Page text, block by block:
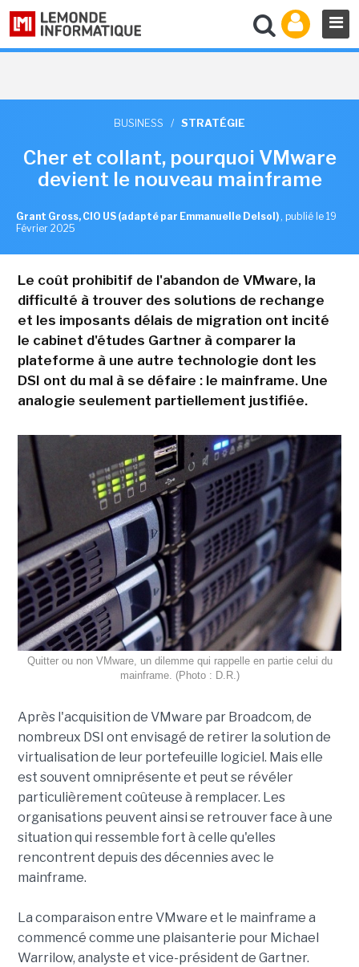
BUSINESS / STRATÉGIE
Cher et collant, pourquoi VMware
devient le nouveau mainframe
Grant Gross, CIO US (adapté par Emmanuelle Delsol) , publié le 19
Février 2025
Le coût prohibitif de l'abandon de VMware, la
difficulté à trouver des solutions de rechange
et les imposants délais de migration ont incité
le cabinet d'études Gartner à comparer la
plateforme à une autre technologie dont les
DSI ont du mal à se défaire : le mainframe. Une
analogie seulement partiellement justifiée.
Quitter ou non VMware, un dilemme qui rappelle en partie celui du
mainframe. (Photo : D.R.)
Après l'acquisition de VMware par Broadcom, de
nombreux DSI ont envisagé de retirer la solution de
virtualisation de leur portefeuille logiciel. Mais elle
est souvent omniprésente et peut se révéler
particulièrement coûteuse à remplacer. Les
organisations peuvent ainsi se retrouver face à une
situation qui ressemble fort à celle qu'elles
rencontrent depuis des décennies avec le
mainframe.
La comparaison entre VMware et le mainframe a
commencé comme une plaisanterie pour Michael
Warrilow, analyste et vice-président de Gartner.